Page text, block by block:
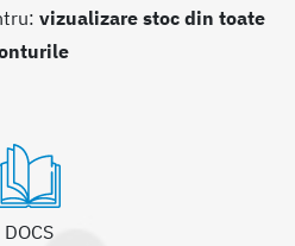
vizualizare stoc din toate
DOCS